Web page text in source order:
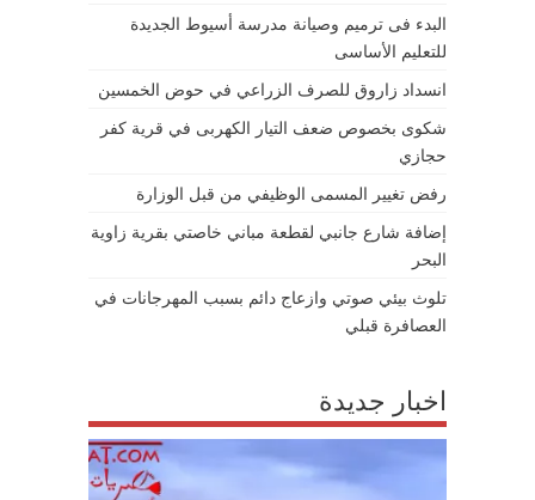
البدء فى ترميم وصيانة مدرسة أسيوط الجديدة
للتعليم الأساسى
انسداد زاروق للصرف الزراعي في حوض الخمسين
شكوى بخصوص ضعف التيار الكهربى في قرية كفر
حجازي
رفض تغيير المسمى الوظيفي من قبل الوزارة
إضافة شارع جانبي لقطعة مباني خاصتي بقرية زاوية
البحر
تلوث بيئي صوتي وازعاج دائم بسبب المهرجانات في
العصافرة قبلي
اخبار جديدة